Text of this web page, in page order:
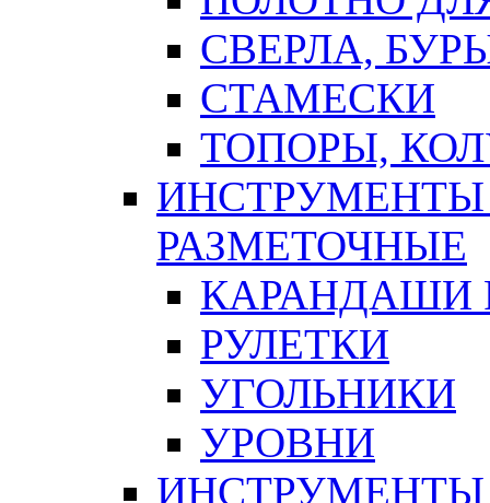
СВЕРЛА,
СТАМЕСКИ
ТОПОРЫ,
ИНСТРУМЕНТЫ
РАЗМЕТОЧНЫЕ
КАРАНДАШИ
РУЛЕТКИ
УГОЛЬНИКИ
УРОВНИ